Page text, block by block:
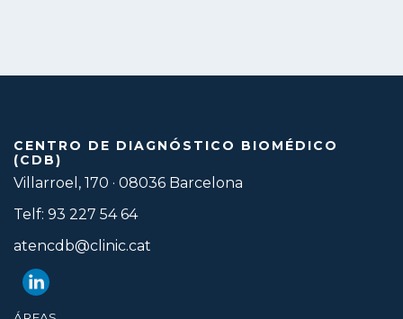
CENTRO DE DIAGNÓSTICO BIOMÉDICO
(CDB)
Villarroel, 170 · 08036 Barcelona
Telf: 93 227 54 64
atencdb@clinic.cat